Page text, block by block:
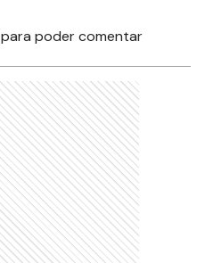
para poder comentar